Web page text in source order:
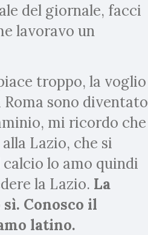
del giornale, facci
lavoravo un
troppo, la voglio
sono diventato
mi ricordo che
Lazio, che si
lo amo quindi
la Lazio. La
Conosco il
latino.